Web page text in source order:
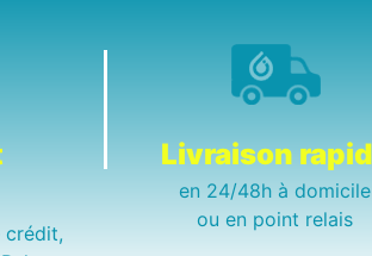
crédit,
Livraison
en 24/48h à domicile
ou en point relais